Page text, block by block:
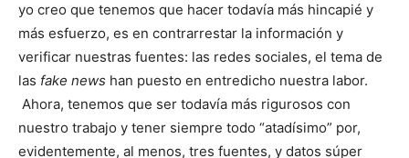
yo creo que tenemos que hacer todavía más hincapié y
más esfuerzo, es en contrarrestar la información y
verificar nuestras fuentes: las redes sociales, el tema de
las fake news han puesto en entredicho nuestra labor.
Ahora, tenemos que ser todavía más rigurosos con
nuestro trabajo y tener siempre todo “atadísimo” por,
evidentemente, al menos, tres fuentes, y datos súper